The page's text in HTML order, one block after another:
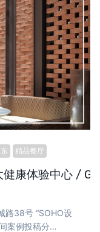
精品餐厅
健康体验中心 /
路38号 “SOHO设
案例投稿分…